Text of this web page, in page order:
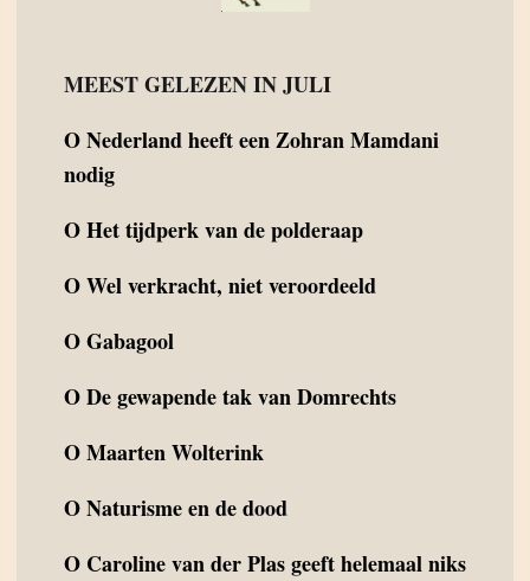
MEEST GELEZEN IN JULI
ONederland heeft een Zohran Mamdani
nodig
OHet tijdperk van de polderaap
OWel verkracht, niet veroordeeld
OGabagool
ODe gewapende tak van Domrechts
OMaarten Wolterink
ONaturisme en de dood
O Caroline van der Plas geeft helemaal niks